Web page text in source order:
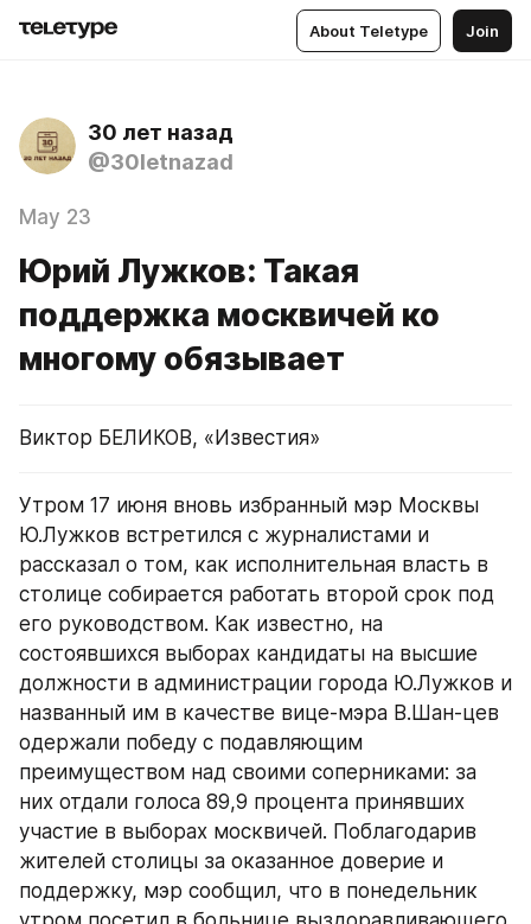
About Teletype Join
30 лет назад
@30letnazad
May 23
Юрий Лужков: Такая
поддержка москвичей ко
многому обязывает
Виктор БЕЛИКОВ, «Известия»
Утром 17 июня вновь избранный мэр Москвы
Ю.Лужков встретился с журналистами и
рассказал о том, как исполнительная власть в
столице собирается работать второй срок под
его руководством. Как известно, на
состоявшихся выборах кандидаты на высшие
должности в администрации города Ю.Лужков и
названный им в качестве вице-мэра В.Шан-цев
одержали победу с подавляющим
преимуществом над своими соперниками: за
них отдали голоса 89,9 процента принявших
участие в выборах москвичей. Поблагодарив
жителей столицы за оказанное доверие и
поддержку, мэр сообщил, что в понедельник